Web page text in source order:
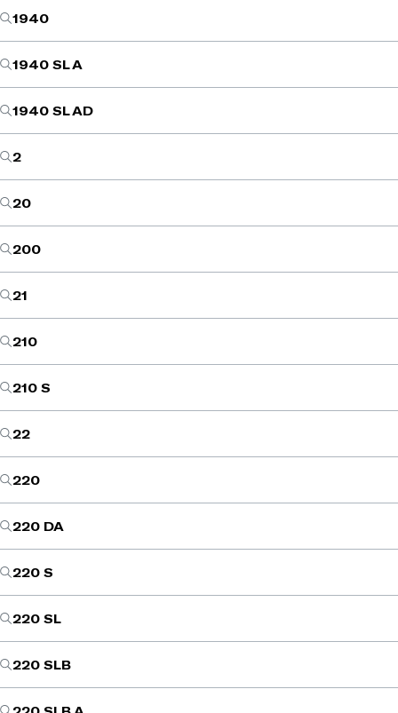
1940
1940 SL A
1940 SL AD
2
20
200
21
210
210 S
22
220
220 DA
220 S
220 SL
220 SLB